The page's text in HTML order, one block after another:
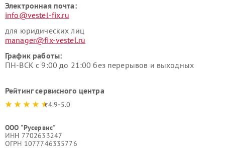
Электронная почта:
info@vestel-fix.ru
для юридических лиц
manager@fix-vestel.ru
График работы:
ПН-ВСК с 9:00 до 21:00 без перерывов и выходных
Рейтинг сервисного центра
4.9-5.0
ООО "Русервис"
ИНН 7702633247
ОГРН 1077746335776